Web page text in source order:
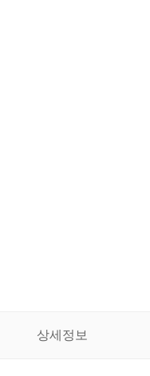
상세정보